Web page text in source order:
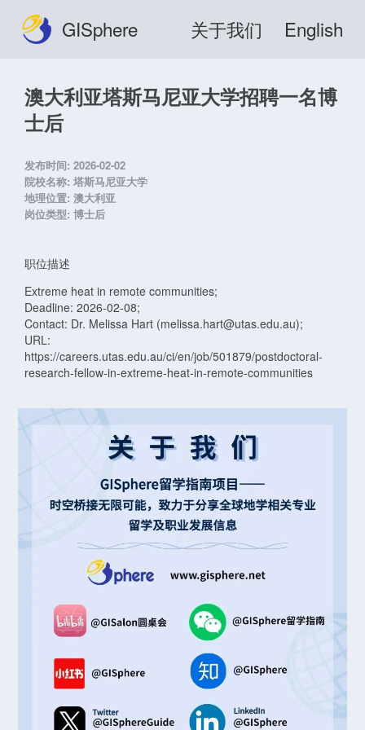
GISphere 关于我们 English
澳大利亚塔斯马尼亚大学招聘一名博
士后
发布时间: 2026-02-02
院校名称: 塔斯马尼亚大学
地理位置: 澳大利亚
岗位类型: 博士后
职位描述
Extreme heat in remote communities;
Deadline: 2026-02-08;
Contact: Dr. Melissa Hart (melissa.hart@utas.edu.au);
URL:
https://careers.utas.edu.au/ci/en/job/501879/postdoctoral-
research-fellow-in-extreme-heat-in-remote-communities